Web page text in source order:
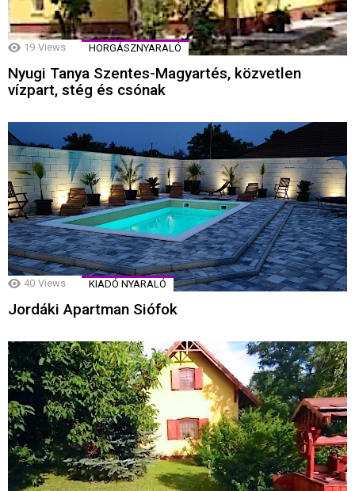
19 Views HORGÁSZNYARALÓ
Nyugi Tanya Szentes-Magyartés, közvetlen
vízpart, stég és csónak
40 Views KIADÓ NYARALÓ
Jordáki Apartman Siófok